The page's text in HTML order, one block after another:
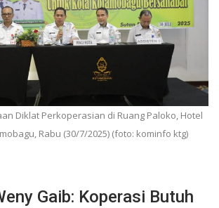
Diklat Perkoperasian di Ruang Paloko, Hotel
Rabu (30/7/2025) (foto: kominfo ktg)
Gaib: Koperasi Butuh